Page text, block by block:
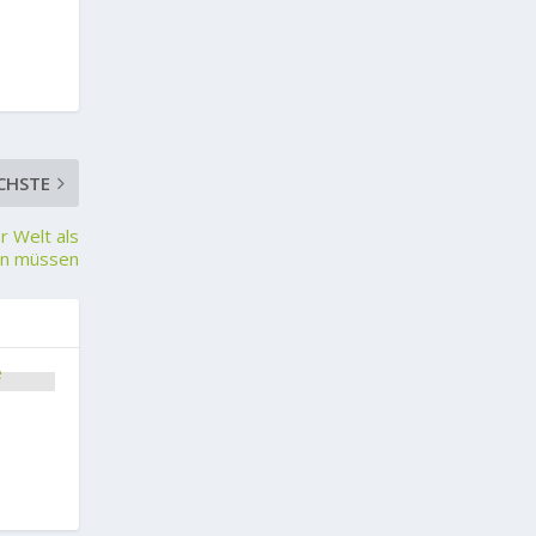
Welt als
müssen